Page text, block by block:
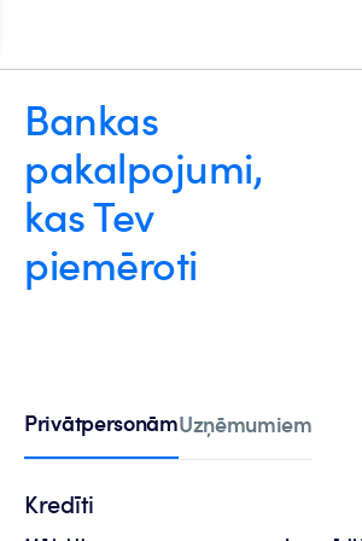
Bankas
pakalpojumi,
kas Tev
piemēroti
PrivātpersonāmUzņēmumiem
Kredīti